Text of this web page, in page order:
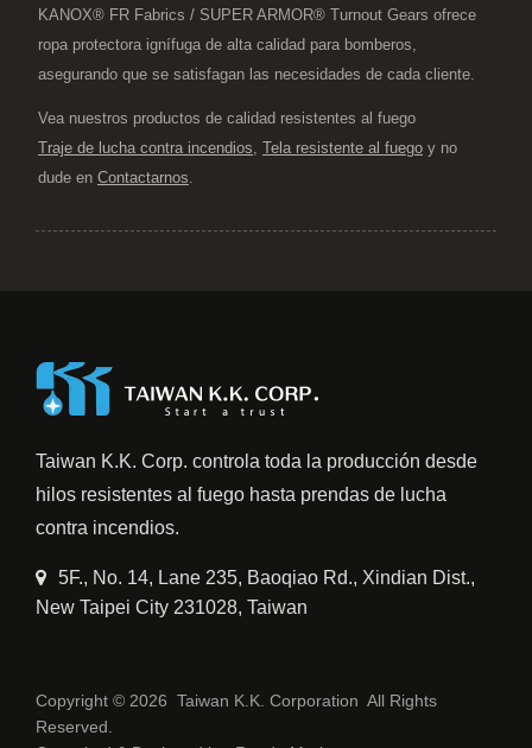
KANOX® FR Fabrics / SUPER ARMOR® Turnout Gears ofrece
ropa protectora ignífuga de alta calidad para bomberos,
asegurando que se satisfagan las necesidades de cada cliente.
Vea nuestros productos de calidad resistentes al fuego
Traje de lucha contra incendios, Tela resistente al fuego y no
dude en Contactarnos.
Taiwan K.K. Corp. controla toda la producción desde
hilos resistentes al fuego hasta prendas de lucha
contra incendios.
5F., No. 14, Lane 235, Baoqiao Rd., Xindian Dist.,
New Taipei City 231028, Taiwan
Copyright © 2026 Taiwan K.K. Corporation All Rights
Reserved.